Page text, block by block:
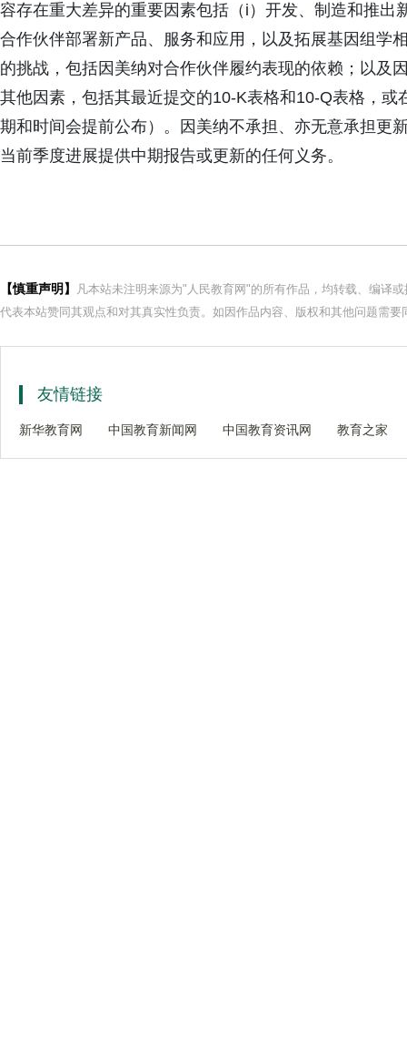
容存在重大差异的重要因素包括（i）开发、制造和推
合作伙伴部署新产品、服务和应用，以及拓展基因组学
的挑战，包括因美纳对合作伙伴履约表现的依赖；以及
其他因素，包括其最近提交的10-K表格和10-Q表格，
期和时间会提前公布）。因美纳不承担、亦无意承担更
当前季度进展提供中期报告或更新的任何义务。
【慎重声明】
凡本站未注明来源为"人民教育网"的所有作品，均转载、编译
代表本站赞同其观点和对其真实性负责。如因作品内容、版权和其他问题需
友情链接
新华教育网 中国教育新闻网 中国教育资讯网 教育之家